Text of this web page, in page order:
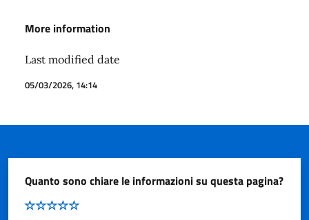
More information
Last modified date
05/03/2026, 14:14
Quanto sono chiare le informazioni su questa pagina?